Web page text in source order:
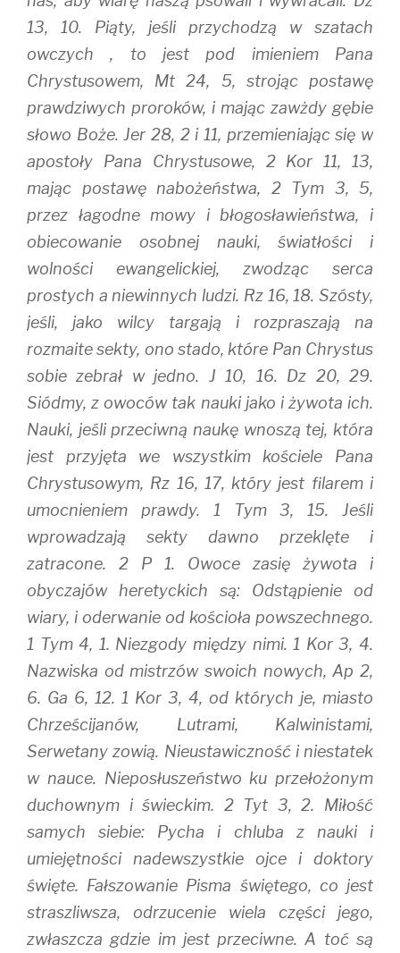
13, 10. Piąty, jeśli przychodzą w szatach
owczych , to jest pod imieniem Pana
Chrystusowem, Mt 24, 5, strojąc postawę
prawdziwych proroków, i mając zawżdy gębie
słowo Boże. Jer 28, 2 i 11, przemieniając się w
apostoły Pana Chrystusowe, 2 Kor 11, 13,
mając postawę nabożeństwa, 2 Tym 3, 5,
przez łagodne mowy i błogosławieństwa, i
obiecowanie osobnej nauki, światłości i
wolności ewangelickiej, zwodząc serca
prostych a niewinnych ludzi. Rz 16, 18. Szósty,
jeśli, jako wilcy targają i rozpraszają na
rozmaite sekty, ono stado, które Pan Chrystus
sobie zebrał w jedno. J 10, 16. Dz 20, 29.
Siódmy, z owoców tak nauki jako i żywota ich.
Nauki, jeśli przeciwną naukę wnoszą tej, która
jest przyjęta we wszystkim kościele Pana
Chrystusowym, Rz 16, 17, który jest filarem i
umocnieniem prawdy. 1 Tym 3, 15. Jeśli
wprowadzają sekty dawno przeklęte i
zatracone. 2 P 1. Owoce zasię żywota i
obyczajów heretyckich są: Odstąpienie od
wiary, i oderwanie od kościoła powszechnego.
1 Tym 4, 1. Niezgody między nimi. 1 Kor 3, 4.
Nazwiska od mistrzów swoich nowych, Ap 2,
6. Ga 6, 12. 1 Kor 3, 4, od których je, miasto
Chrześcijanów, Lutrami, Kalwinistami,
Serwetany zowią. Nieustawiczność i niestatek
w nauce. Nieposłuszeństwo ku przełożonym
duchownym i świeckim. 2 Tyt 3, 2. Miłość
samych siebie: Pycha i chluba z nauki i
umiejętności nadewszystkie ojce i doktory
święte. Fałszowanie Pisma świętego, co jest
straszliwsza, odrzucenie wiela części jego,
zwłaszcza gdzie im jest przeciwne. A toć są